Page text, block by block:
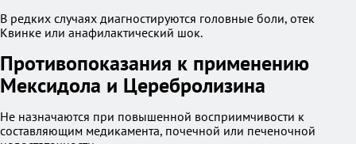
В редких случаях диагностируются головные боли, отек
Квинке или анафилактический шок.
Противопоказания к применению
Мексидола и Церебролизина
Не назначаются при повышенной восприимчивости к
составляющим медикамента, почечной или печеночной